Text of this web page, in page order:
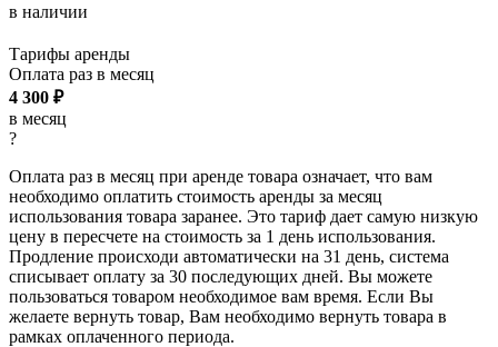
в наличии
Тарифы аренды
Оплата раз в месяц
4 300 ₽
в месяц
?
Оплата раз в месяц при аренде товара означает, что вам
необходимо оплатить стоимость аренды за месяц
использования товара заранее. Это тариф дает самую низкую
цену в пересчете на стоимость за 1 день использования.
Продление происходи автоматически на 31 день, система
списывает оплату за 30 последующих дней. Вы можете
пользоваться товаром необходимое вам время. Если Вы
желаете вернуть товар, Вам необходимо вернуть товара в
рамках оплаченного периода.